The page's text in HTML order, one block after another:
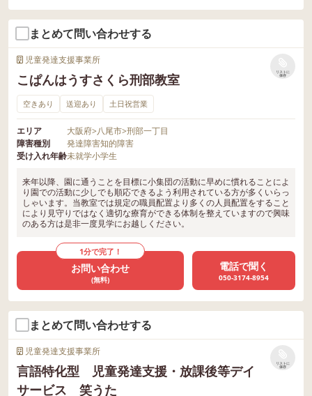
まとめて問い合わせする
児童発達支援事業所
こぱんはうすさくら刑部教室
リストに
保存
空きあり 送迎あり 土日祝営業
エリア 大阪府>八尾市>刑部一丁目
障害種別
発達障害知的障害
受け入れ年齢未就学小学生
来年以降、園に通うことを目標に小集団の活動に早めに慣れることによ
り園での活動に少しでも順応できるよう利用されている方が多くいらっ
しゃいます。当教室では規定の職員配置より多くの人員配置をすること
により見守りではなく適切な療育ができる体制を整えていますので興味
のある方は是非一度見学にお越しください。
1分で完了！
お問い合わせ
(無料)
電話で聞く
050-3174-8954
まとめて問い合わせする
児童発達支援事業所
言語特化型 児童発達支援・放課後等デイ
サービス 笑うた
リストに
保存